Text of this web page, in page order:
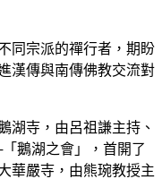
同宗派的禪行者，期盼
漢傳與南傳佛教交流對
湖寺，由呂祖謙主持、
鵝湖之會」，首開了
華嚴寺，由熊琬教授主